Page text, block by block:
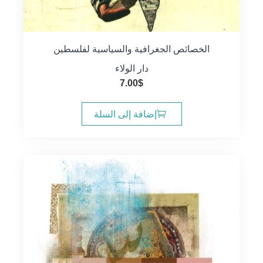
الخصائص الجغرافية والسياسية لفلسطين
دار الولاء
7.00$
إضافة إلى السلة